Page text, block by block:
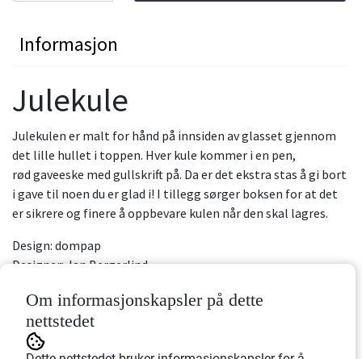
Informasjon
Julekule
Julekulen er malt for hånd på innsiden av glasset gjennom
det lille hullet i toppen. Hver kule kommer i en pen,
rød gaveeske med gullskrift på. Da er det ekstra stas å gi bort
i gave til noen du er glad i! I tillegg sørger boksen for at det
er sikrere og finere å oppbevare kulen når den skal lagres.
Design: dompap
Designer: Jan Bergerlind
Om informasjonskapsler på dette
nettstedet